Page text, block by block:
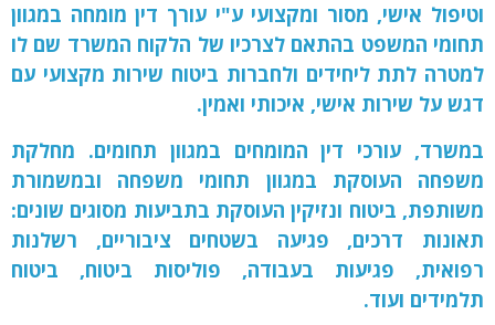
וטיפול אישי, מסור ומקצועי ע"י עורך דין מומחה במגוון
תחומי המשפט בהתאם לצרכיו של הלקוח המשרד שם לו
למטרה לתת ליחידים ולחברות ביטוח שירות מקצועי עם
דגש על שירות אישי, איכותי ואמין.
במשרד, עורכי דין המומחים במגוון תחומים. מחלקת
משפחה העוסקת במגוון תחומי משפחה ובמשמורת
משותפת, ביטוח ונזיקין העוסקת בתביעות מסוגים שונים:
תאונות דרכים, פגיעה בשטחים ציבוריים, רשלנות
רפואית, פגיעות בעבודה, פוליסות ביטוח, ביטוח
תלמידים ועוד.